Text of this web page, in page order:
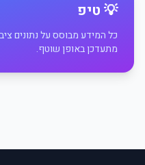
💡 טיפ
כל המידע מבוסס על נתונים
מתעדכן באופן שוטף.